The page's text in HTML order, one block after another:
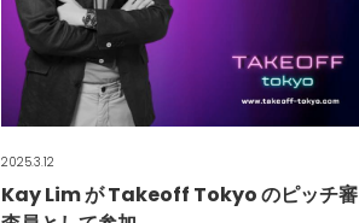
2025.3.12
Kay Lim が Takeoff Tokyo のピッチ審